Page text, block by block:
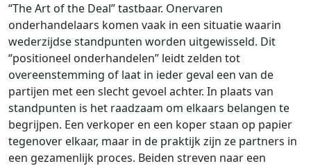
“The Art of the Deal” tastbaar. Onervaren
onderhandelaars komen vaak in een situatie waarin
wederzijdse standpunten worden uitgewisseld. Dit
“positioneel onderhandelen” leidt zelden tot
overeenstemming of laat in ieder geval een van de
partijen met een slecht gevoel achter. In plaats van
standpunten is het raadzaam om elkaars belangen te
begrijpen. Een verkoper en een koper staan op papier
tegenover elkaar, maar in de praktijk zijn ze partners in
een gezamenlijk proces. Beiden streven naar een